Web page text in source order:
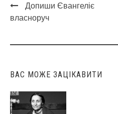
Post
Допиши Євангеліє
власноруч
ВАС МОЖЕ ЗАЦІКАВИТИ